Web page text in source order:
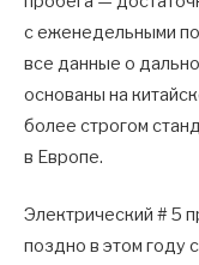
с еженедельными
все данные о
основаны на
более строгом
в Европе.
Электрический # 5
поздно в этом году